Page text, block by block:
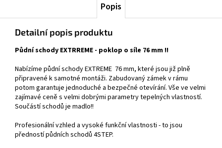
Popis
Detailní popis produktu
Půdní schody EXTRREME - poklop o síle 76 mm !!
Nabízíme půdní schody EXTREME 76 mm, které jsou již plně
připravené k samotné montáži. Zabudovaný zámek v rámu
potom garantuje jednoduché a bezpečné otevírání. Vše ve velmi
zajímavé ceně s velmi dobrými parametry tepelných vlastností.
Součástí schodů je madlo!!
Profesionální vzhled a vysoké funkční vlastnosti - to jsou
předností půdních schodů 4STEP.